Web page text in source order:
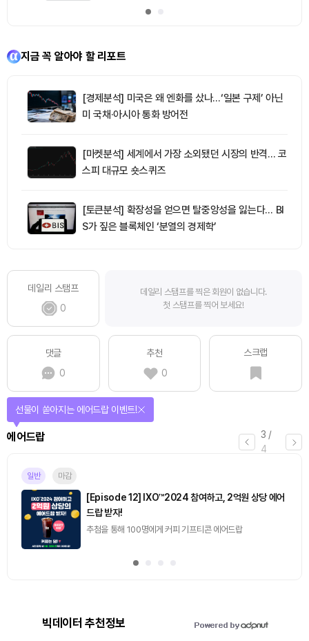
지금 꼭 알아야 할 리포트
[경제분석] 미국은 왜 엔화를 샀나…‘일본 구제’ 아닌
미 국채·아시아 통화 방어전
[마켓분석] 세계에서 가장 소외됐던 시장의 반격… 코
스피 대규모 숏스퀴즈
[토큰분석] 확장성을 얻으면 탈중앙성을 잃는다… BI
S가 짚은 블록체인 ‘분열의 경제학’
데일리 스탬프
0
데일리 스탬프를 찍은 회원이 없습니다.
첫 스탬프를 찍어 보세요!
댓글
0
추천
0
스크랩
3 /
4
에어드랍
선물이 쏟아지는 에어드랍 이벤트!
일반 마감
[Episode 12] IXO™2024 참여하고, 2억원 상당 에어
드랍 받자!
추첨을 통해 100명에게 커피 기프티콘 에어드랍
빅데이터 추천정보